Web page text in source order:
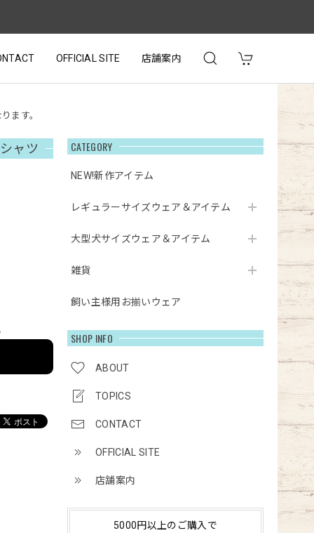
OFFICIAL SITE 店舗案内
ます。
CATEGORY
NEW!新作アイテム
レギュラーサイズウェア＆アイテム
大型犬サイズウェア＆アイテム
雑貨
飼い主様用お揃いウェア
SHOP INFO
ABOUT
TOPICS
CONTACT
OFFICIAL SITE
店舗案内
5000円以上のご購入で
ャツ